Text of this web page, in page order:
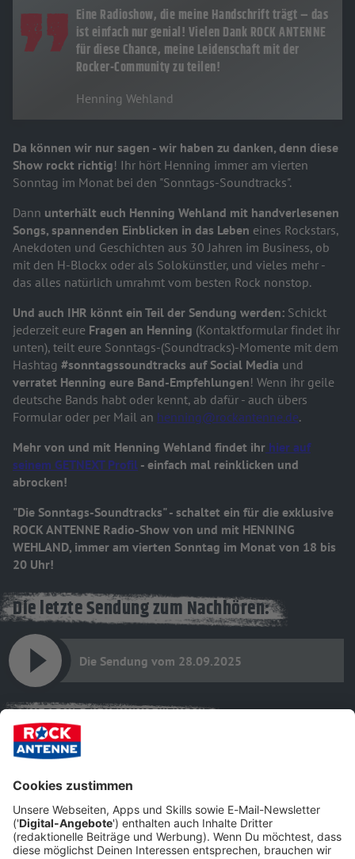
Eine Radioshow, die meine Handschrift trägt – das
ist einfach nur genial! Vielen Dank ROCK ANTENNE
für diese Chance, meine Leidenschaft mit der
Rocker-Community zu teilen!
Henning Wehland
Da können wir nur sagen - wir haben zu danken, denn diese
Show rockt richtig! Ihr hört Henning immer am vierten
Sonntag im Monat bei den "Sonntags-Soundtracks".
Dann unterhält euch Henning Wehland mit handverlesenen
Songs, spannenden Einblicken in das Leben eines Rockstars,
Anekdoten und Geschichten aus 30 Jahren im Business, ob
mit den H-Blockx oder als Solokünstler, und vieles mehr -
das alles natürlich umrahmt vom besten Rock nonstop.
Und auch IHR könnt ein Teil der Sendung werden: Schickt
jederzeit eure Fragen an Henning (Kontaktformular findet ihr
unten), teilt eure Sonntags-(Soundtracks)-Momente mit dem
Hashtag #sonntagssoundtracks auf Social Media und
verratet Henning eure Band-Empfehlungen! Wenn ihr geile
deutsche Bands habt oder kennt, ab dafür - auch übers
Formular oder per Mail an henning@rockantenne.de.
Mehr von und mit Henning Wehland findet ihr hier auf
seinem GETNEXT Profil - einfach mal reinklicken und
abrocken!
"Die Sonntags-Soundtracks" - schaltet ein für die exklusive
ROCK ANTENNE Radio-Show von und mit HENNING
WEHLAND, immer am vierten Sonntag im Monat von 18 bis
20 Uhr!
Die letzte Sendung zum Nachhören:
Die Sendung vom 28.09.2025
DEIN DRAHT ZU HENNING WEHLAND
Noch leichter mitmachen…
deinem Konto, so kannst du noch viel einfacher
bei unseren Aktionen mitmachen!
zum Login / Registrierung